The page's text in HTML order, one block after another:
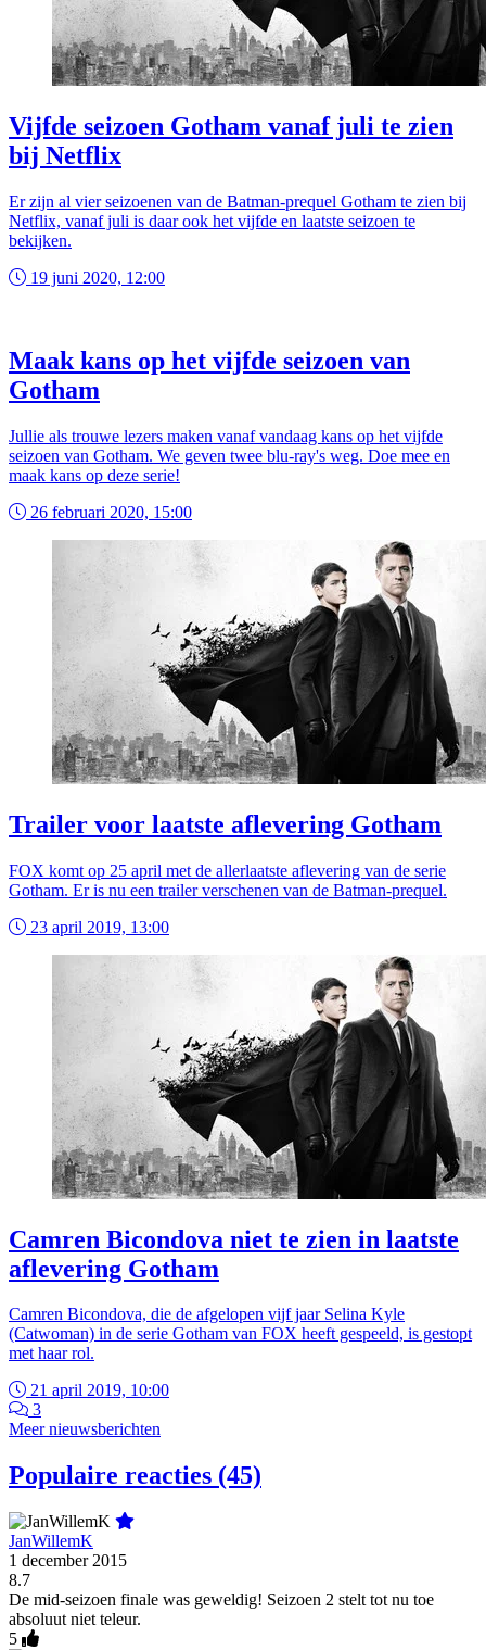
Vijfde seizoen Gotham vanaf juli te zien
bij Netflix
Er zijn al vier seizoenen van de Batman-prequel Gotham te zien bij
Netflix, vanaf juli is daar ook het vijfde en laatste seizoen te
bekijken.
19 juni 2020, 12:00
Maak kans op het vijfde seizoen van
Gotham
Jullie als trouwe lezers maken vanaf vandaag kans op het vijfde
seizoen van Gotham. We geven twee blu-ray's weg. Doe mee en
maak kans op deze serie!
26 februari 2020, 15:00
Trailer voor laatste aflevering Gotham
FOX komt op 25 april met de allerlaatste aflevering van de serie
Gotham. Er is nu een trailer verschenen van de Batman-prequel.
23 april 2019, 13:00
Camren Bicondova niet te zien in laatste
aflevering Gotham
Camren Bicondova, die de afgelopen vijf jaar Selina Kyle
(Catwoman) in de serie Gotham van FOX heeft gespeeld, is gestopt
met haar rol.
21 april 2019, 10:00
3
Meer nieuwsberichten
Populaire reacties (45)
JanWillemK
1 december 2015
8.7
De mid-seizoen finale was geweldig! Seizoen 2 stelt tot nu toe
absoluut niet teleur.
5